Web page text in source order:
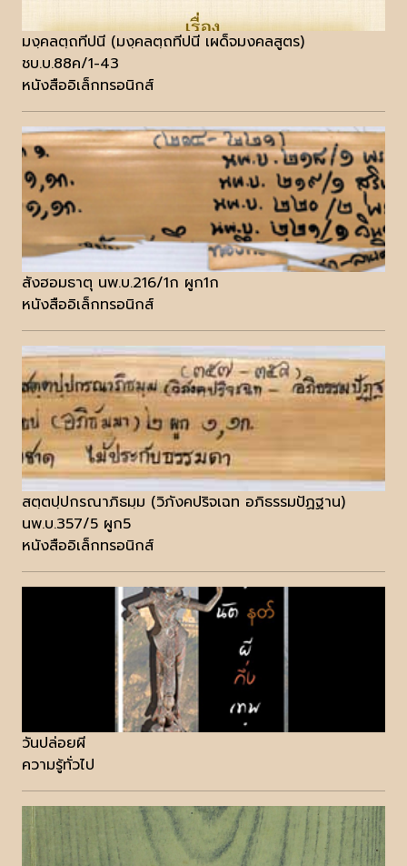
มงฺคลตฺถทีปนี (มงฺคลตฺถทีปนี เผด็จมงคลสูตร)
ชบ.บ.88ค/1-43
หนังสืออิเล็กทรอนิกส์
สังฮอมธาตุ นพ.บ.216/1ก ผูก1ก
หนังสืออิเล็กทรอนิกส์
สตฺตปฺปกรณาภิธมฺม (วิภังคปริจเฉท อภิธรรมปัฏฐาน)
นพ.บ.357/5 ผูก5
หนังสืออิเล็กทรอนิกส์
วันปล่อยผี
ความรู้ทั่วไป